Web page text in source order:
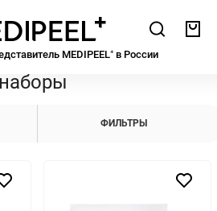
Medipeel Поиск
MEDIPEEL⁺ в Росcии
ФИЛЬТРЫ